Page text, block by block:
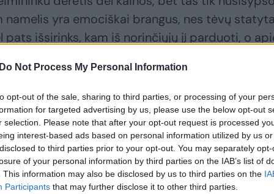
Do Not Process My Personal Information
opt-out of the sale, sharing to third parties, or processing of your
for targeted advertising by us, please use the below opt-out
selection. Please note that after your opt-out request is processed
interest-based ads based on personal information utilized by us
to third parties prior to your opt-out. You may separately
of your personal information by third parties on the IAB’s list of
This information may also be disclosed by us to third parties on the
Participants that may further disclose it to other third parties.
yra emociškai brangus, nes tėvų
pats išsirinks, kam iš norinčiųjų jį parduoti, o
eilė, bet pardavėjas išsirinko mus“, – prisiminė
pardavė savo butą, turėjo planą šiek tiek
gyventi į pamiškę. Tačiau itin precizišku
vakarinių apsilankymų ir naujo pirkinio
apie rimtesnę namo rekonstrukciją.